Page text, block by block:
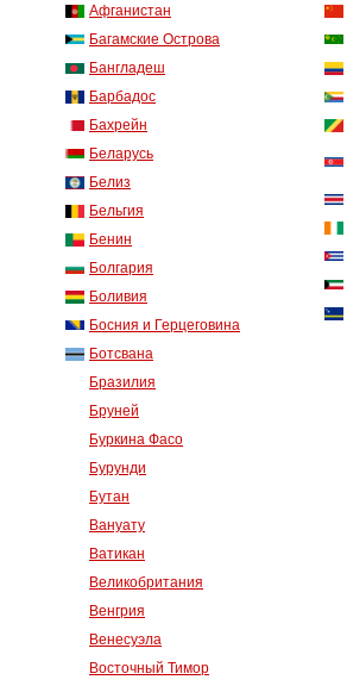
Афганистан
Багамские Острова
Бангладеш
Барбадос
Бахрейн
Беларусь
Белиз
Бельгия
Бенин
Болгария
Боливия
Босния и Герцеговина
Ботсвана
Бразилия
Бруней
Буркина Фасо
Бурунди
Бутан
Вануату
Ватикан
Великобритания
Венгрия
Венесуэла
Восточный Тимор